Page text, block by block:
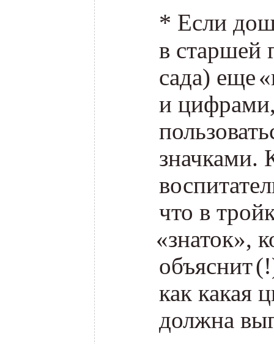
* Если
в старшей
сада) еще«
и
значками.
что в
«знаток»,
объяснит(
как какая
должна